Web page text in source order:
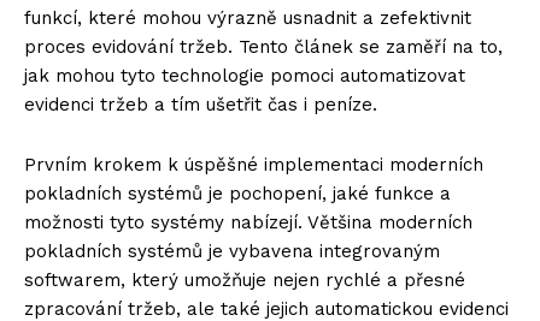
funkcí, které mohou výrazně usnadnit a zefektivnit
proces evidování tržeb. Tento článek se zaměří na to,
jak mohou tyto technologie pomoci automatizovat
evidenci tržeb a tím ušetřit čas i peníze.
Prvním krokem k úspěšné implementaci moderních
pokladních systémů je pochopení, jaké funkce a
možnosti tyto systémy nabízejí. Většina moderních
pokladních systémů je vybavena integrovaným
softwarem, který umožňuje nejen rychlé a přesné
zpracování tržeb, ale také jejich automatickou evidenci